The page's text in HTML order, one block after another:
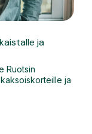
ja
Ruotsin
ja